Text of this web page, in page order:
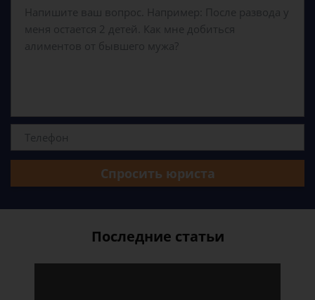
Спросить юриста
Последние статьи